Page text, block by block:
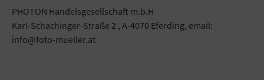
PHOTON Handelsgesellschaft m.b.H
Karl-Schachinger-Straße 2 , A-4070 Eferding, email:
info@foto-mueller.at